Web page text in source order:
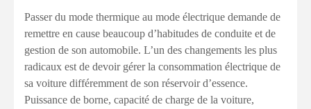
Passer du mode thermique au mode électrique demande de
remettre en cause beaucoup d’habitudes de conduite et de
gestion de son automobile. L’un des changements les plus
radicaux est de devoir gérer la consommation électrique de
sa voiture différemment de son réservoir d’essence.
Puissance de borne, capacité de charge de la voiture,